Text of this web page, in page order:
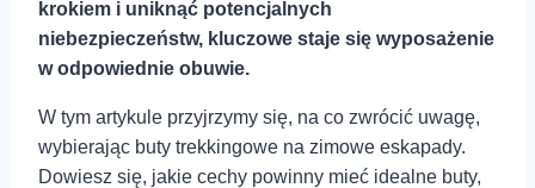
krokiem i uniknąć potencjalnych
niebezpieczeństw, kluczowe staje się⁤ wyposażenie
w odpowiednie obuwie.
W tym artykule przyjrzymy się, na ⁢co zwrócić uwagę,
wybierając buty trekkingowe na zimowe eskapady.⁤
Dowiesz się, jakie cechy powinny⁣ mieć idealne buty,